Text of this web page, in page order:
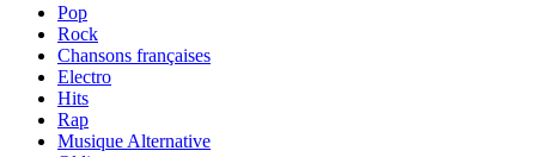
Pop
Rock
Chansons françaises
Electro
Hits
Rap
Musique Alternative